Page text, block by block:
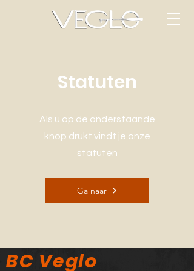
Statuten
Als u op de onderstaande
knop drukt vindt je onze
statuten
Ga naar
BC Veglo